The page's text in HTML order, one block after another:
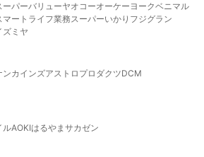
ーパーバリューヤオコーオーケー ヨークベニマル
マート ライフ業務スーパーいかり フジグラン
ズミヤ
ンカインズアストロプロダクツDCM
ルAOKIはるやま サカゼン